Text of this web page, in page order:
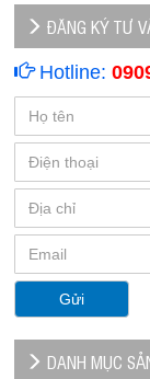
ĐĂNG KÝ TƯ
Hotline:
Gửi
DANH MỤC